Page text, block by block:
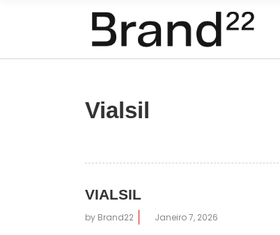
Vialsil
VIALSIL
by Brand22 Janeiro 7, 2026